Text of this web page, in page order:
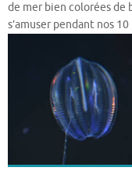
de mer bien colorées de
s’amuser pendant nos